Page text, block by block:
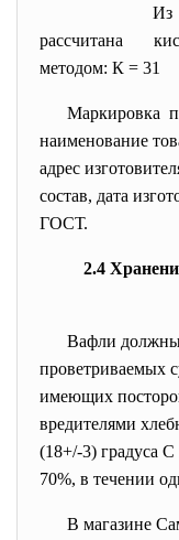
Из
рассчитана
методом: К = 31
Маркировка
наименование
адрес
состав, дата
ГОСТ.
2.4
Вафли должны
проветриваемых
имеющих
вредителями
(18+/-3) градуса
70%, в течении
В магазине